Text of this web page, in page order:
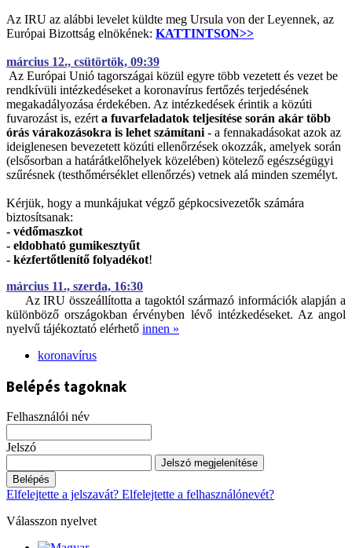
Az IRU az alábbi levelet küldte meg Ursula von der Leyennek, az
Európai Bizottság elnökének: KATTINTSON>>
március 12., csütörtök, 09:39
Az Európai Unió tagországai közül egyre több vezetett és vezet be
rendkívüli intézkedéseket a koronavírus fertőzés terjedésének
megakadályozása érdekében. Az intézkedések érintik a közúti
fuvarozást is, ezért a fuvarfeladatok teljesítése során akár több
órás várakozásokra is lehet számítani - a fennakadásokat azok az
ideiglenesen bevezetett közúti ellenőrzések okozzák, amelyek során
(elsősorban a határátkelőhelyek közelében) kötelező egészségügyi
szűrésnek (testhőmérséklet ellenőrzés) vetnek alá minden személyt.
Kérjük, hogy a munkájukat végző gépkocsivezetők számára
biztosítsanak:
- védőmaszkot
- eldobható gumikesztyűt
- kézfertőtlenítő folyadékot!
március 11., szerda, 16:30
Az IRU összeállította a tagoktól származó információk alapján a
különböző országokban érvényben lévő intézkedéseket. Az angol
nyelvű tájékoztató elérhető innen »
koronavírus
Belépés tagoknak
Felhasználói név
Jelszó
Jelszó megjelenítése
Belépés
Elfelejtette a jelszavát? Elfelejtette a felhasználónevét?
Válasszon nyelvet